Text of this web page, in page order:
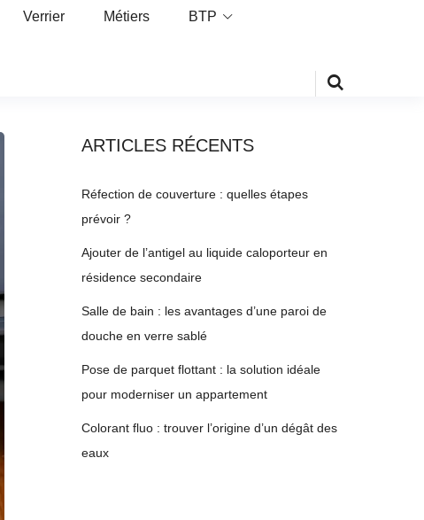
Verrier Métiers BTP
ARTICLES RÉCENTS
Réfection de couverture : quelles étapes
prévoir ?
Ajouter de l’antigel au liquide caloporteur en
résidence secondaire
Salle de bain : les avantages d’une paroi de
douche en verre sablé
Pose de parquet flottant : la solution idéale
pour moderniser un appartement
Colorant fluo : trouver l’origine d’un dégât des
eaux